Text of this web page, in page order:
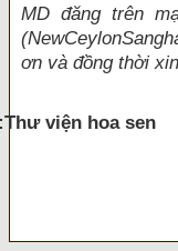
MD đăng trên
ơn và đồng thời
viện hoa sen